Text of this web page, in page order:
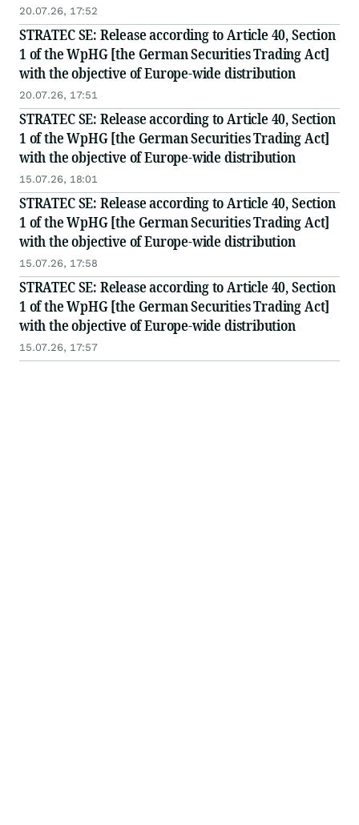
20.07.26, 17:52
STRATEC SE: Release according to Article 40, Section
1 of the WpHG [the German Securities Trading Act]
with the objective of Europe-wide distribution
20.07.26, 17:51
STRATEC SE: Release according to Article 40, Section
1 of the WpHG [the German Securities Trading Act]
with the objective of Europe-wide distribution
15.07.26, 18:01
STRATEC SE: Release according to Article 40, Section
1 of the WpHG [the German Securities Trading Act]
with the objective of Europe-wide distribution
15.07.26, 17:58
STRATEC SE: Release according to Article 40, Section
1 of the WpHG [the German Securities Trading Act]
with the objective of Europe-wide distribution
15.07.26, 17:57